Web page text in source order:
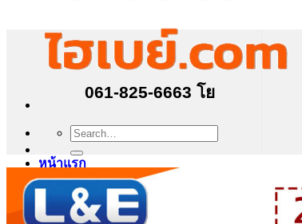
Search
for:
หน้าแรก
โคมไฮเบย์
โคมไฮเบย์ LED 400W
โคมไฮเบย์ LED 300W
061-825-6663 โย